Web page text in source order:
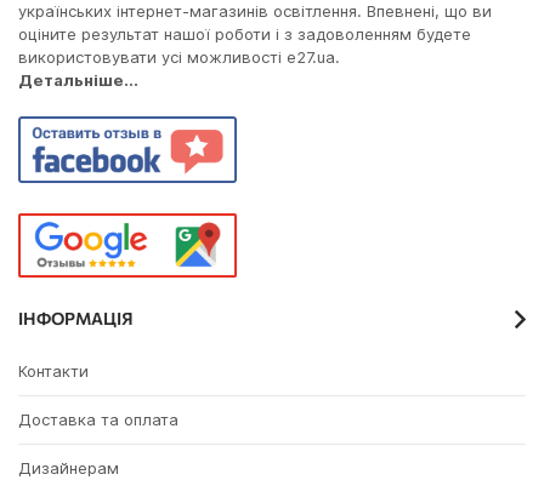
українських інтернет-магазинів освітлення. Впевнені, що ви
оціните результат нашої роботи і з задоволенням будете
використовувати усі можливості e27.ua.
Детальніше...
ІНФОРМАЦІЯ
Контакти
Доставка та оплата
Дизайнерам